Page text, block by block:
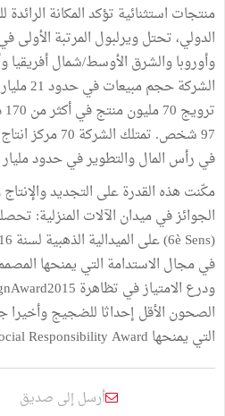
منتجات استثنائية تؤكدالمكانة الرائدة
الدولي،تحتلويرلبول المرتبة الأولى
وأوروباوالشرق الأوسط/شمالأفريقيا
الشركةحجممبيعاتفيحدود مليار
ترويج
مليونمنتجفيأكثرمن
97شخص. تمتلك الشركة مركزانتاج
في رأس المالوالتطويرفيحدودمليار
مكّنت هذه القدرةعلى التجديدوالإنتاج
الجوائزفيميدان الآلات المنزلية:
(6è Sens)
على الميدالية الذهبية لسنة
فيمجال الاستدامة التي يمنحها
ودرع الامتيازفي تظاهرة
الصحون الأقل إحداثا للضجيجوأخيرا
التي يمنحها Responsibility Award.
أرسل إلى صديق